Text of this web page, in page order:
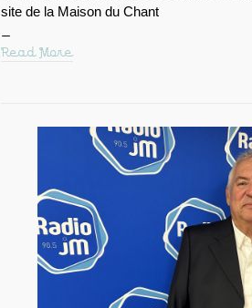
site de la Maison du Chant
Read More